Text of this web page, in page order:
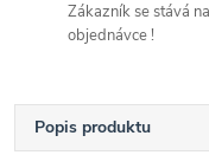
Zákazník se stává
objednávce !
Popis produktu